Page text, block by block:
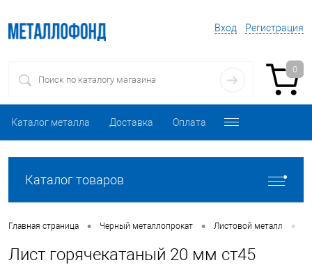
Вход Регистрация
0
Каталог металла Доставка Оплата
Каталог товаров
Главная страница • Черный металлопрокат • Листовой металл •
Лист горячекатаный 20 мм ст45